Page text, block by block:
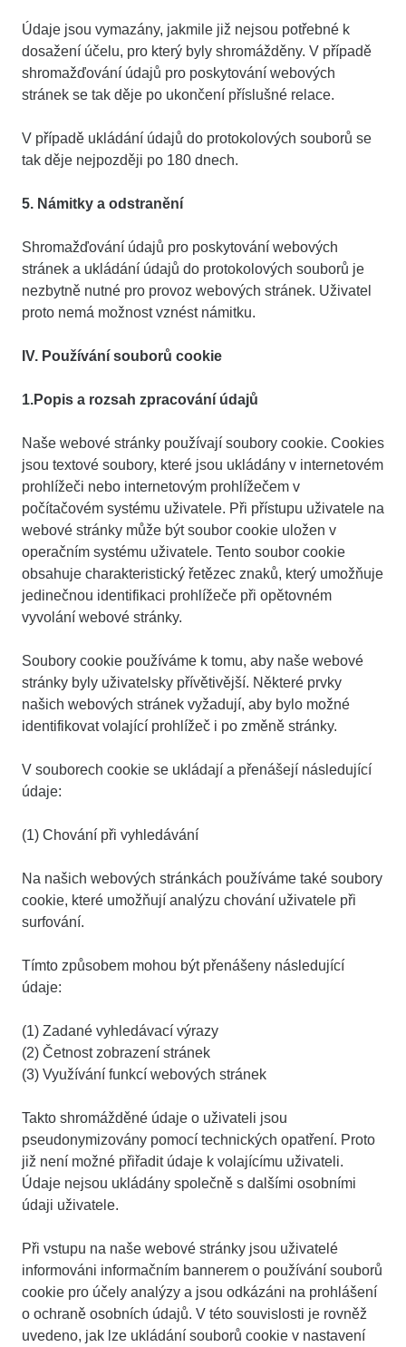
Údaje jsou vymazány, jakmile již nejsou potřebné k
dosažení účelu, pro který byly shromážděny. V případě
shromažďování údajů pro poskytování webových
stránek se tak děje po ukončení příslušné relace.
V případě ukládání údajů do protokolových souborů se
tak děje nejpozději po 180 dnech.
5. Námitky a odstranění
Shromažďování údajů pro poskytování webových
stránek a ukládání údajů do protokolových souborů je
nezbytně nutné pro provoz webových stránek. Uživatel
proto nemá možnost vznést námitku.
IV. Používání souborů cookie
1.Popis a rozsah zpracování údajů
Naše webové stránky používají soubory cookie. Cookies
jsou textové soubory, které jsou ukládány v internetovém
prohlížeči nebo internetovým prohlížečem v
počítačovém systému uživatele. Při přístupu uživatele na
webové stránky může být soubor cookie uložen v
operačním systému uživatele. Tento soubor cookie
obsahuje charakteristický řetězec znaků, který umožňuje
jedinečnou identifikaci prohlížeče při opětovném
vyvolání webové stránky.
Soubory cookie používáme k tomu, aby naše webové
stránky byly uživatelsky přívětivější. Některé prvky
našich webových stránek vyžadují, aby bylo možné
identifikovat volající prohlížeč i po změně stránky.
V souborech cookie se ukládají a přenášejí následující
údaje:
(1) Chování při vyhledávání
Na našich webových stránkách používáme také soubory
cookie, které umožňují analýzu chování uživatele při
surfování.
Tímto způsobem mohou být přenášeny následující
údaje:
(1) Zadané vyhledávací výrazy
(2) Četnost zobrazení stránek
(3) Využívání funkcí webových stránek
Takto shromážděné údaje o uživateli jsou
pseudonymizovány pomocí technických opatření. Proto
již není možné přiřadit údaje k volajícímu uživateli.
Údaje nejsou ukládány společně s dalšími osobními
údaji uživatele.
Při vstupu na naše webové stránky jsou uživatelé
informováni informačním bannerem o používání souborů
cookie pro účely analýzy a jsou odkázáni na prohlášení
o ochraně osobních údajů. V této souvislosti je rovněž
uvedeno, jak lze ukládání souborů cookie v nastavení